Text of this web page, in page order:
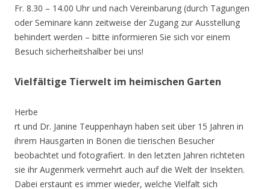
Fr. 8.30 – 14.00 Uhr und nach Vereinbarung (durch Tagungen
oder Seminare kann zeitweise der Zugang zur Ausstellung
behindert werden – bitte informieren Sie sich vor einem
Besuch sicherheitshalber bei uns!
Vielfältige Tierwelt im heimischen Garten
Herbe
rt und Dr. Janine Teuppenhayn haben seit über 15 Jahren in
ihrem Hausgarten in Bönen die tierischen Besucher
beobachtet und fotografiert. In den letzten Jahren richteten
sie ihr Augenmerk vermehrt auch auf die Welt der Insekten.
Dabei erstaunt es immer wieder, welche Vielfalt sich